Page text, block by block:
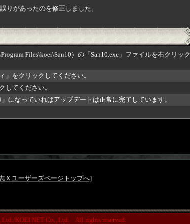
りがあったのを修正しました。
Files\koei\San10）の「San10.exe」ファイルを右クリック
」をクリックしてください。
してください。
になっていればアップデートは正常に完了しています。
Ｘユーザーズページトップへ]
Ltd./KOEI NET Co., Ltd. All rights reserved.